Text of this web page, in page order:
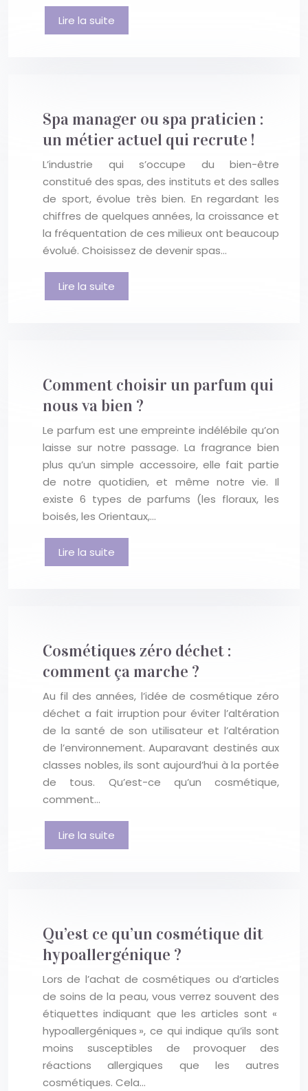
Lire la suite
Spa manager ou spa praticien :
un métier actuel qui recrute !
L’industrie qui s’occupe du bien-être
constitué des spas, des instituts et des salles
de sport, évolue très bien. En regardant les
chiffres de quelques années, la croissance et
la fréquentation de ces milieux ont beaucoup
évolué. Choisissez de devenir spas…
Lire la suite
Comment choisir un parfum qui
nous va bien ?
Le parfum est une empreinte indélébile qu’on
laisse sur notre passage. La fragrance bien
plus qu’un simple accessoire, elle fait partie
de notre quotidien, et même notre vie. Il
existe 6 types de parfums (les floraux, les
boisés, les Orientaux,…
Lire la suite
Cosmétiques zéro déchet :
comment ça marche ?
Au fil des années, l’idée de cosmétique zéro
déchet a fait irruption pour éviter l’altération
de la santé de son utilisateur et l’altération
de l’environnement. Auparavant destinés aux
classes nobles, ils sont aujourd’hui à la portée
de tous. Qu’est-ce qu’un cosmétique,
comment…
Lire la suite
Qu’est ce qu’un cosmétique dit
hypoallergénique ?
Lors de l’achat de cosmétiques ou d’articles
de soins de la peau, vous verrez souvent des
étiquettes indiquant que les articles sont «
hypoallergéniques », ce qui indique qu’ils sont
moins susceptibles de provoquer des
réactions allergiques que les autres
cosmétiques. Cela…